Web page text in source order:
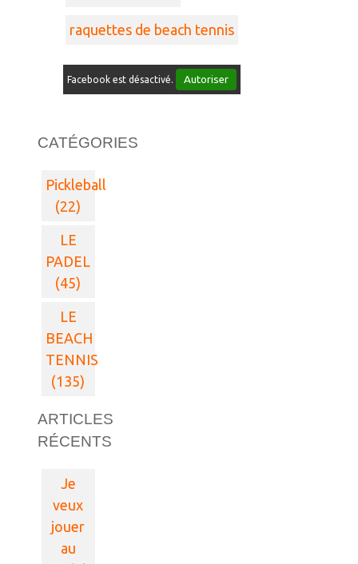
raquettes de beach tennis
Facebook est désactivé. Autoriser
CATÉGORIES
Pickleball
(22)
LE
PADEL
(45)
LE
BEACH
TENNIS
(135)
ARTICLES
RÉCENTS
Je
veux
jouer
au